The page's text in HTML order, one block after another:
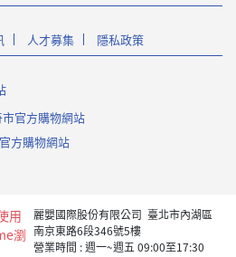
人才募集 隱私政策
市官方購物網站
方購物網站
用
瀏
麗嬰國際股份有限公司 臺北市內湖區
南京東路6段346號5樓
營業時間 : 週一~週五 09:00至17:30